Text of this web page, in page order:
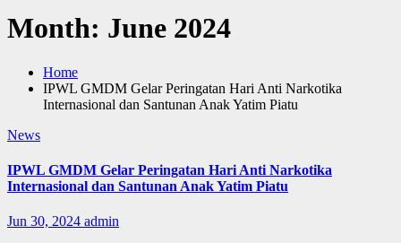
Month: June 2024
Home
IPWL GMDM Gelar Peringatan Hari Anti Narkotika
Internasional dan Santunan Anak Yatim Piatu
News
IPWL GMDM Gelar Peringatan Hari Anti Narkotika
Internasional dan Santunan Anak Yatim Piatu
Jun 30, 2024 admin